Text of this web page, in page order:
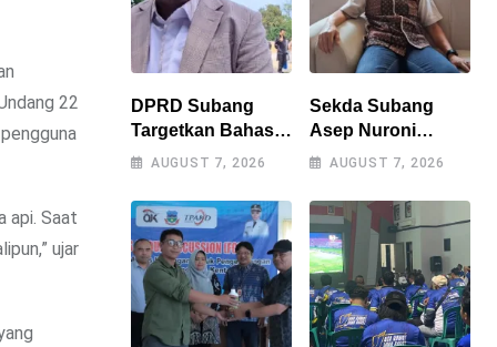
22
api. Saat
ujar
DPRD Subang
Targetkan Bahas 9
Raperda Tahun Ini,
Jadi Kendala
Utama
AUGUST 7, 2026
Sekda Subang
Asep Nuroni
Segera Purna
Tak Ada
Kekosongan
Jabatan
AUGUST 7, 2026